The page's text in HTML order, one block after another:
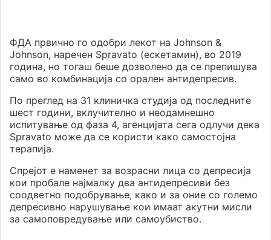
ФДА првично го одобри лекот на Johnson &
Johnson, наречен Spravato (ескетамин), во 2019
година, но тогаш беше дозволено да се препишува
само во комбинација со орален антидепресив.
По преглед на 31 клиничка студија од последните
шест години, вклучително и неодамнешно
испитување од фаза 4, агенцијата сега одлучи дека
Spravato може да се користи како самостојна
терапија.
Спрејот е наменет за возрасни лица со депресија
кои пробале најмалку два антидепресиви без
соодветно подобрување, како и за оние со големо
депресивно нарушување кои имаат акутни мисли
за самоповредување или самоубиство.